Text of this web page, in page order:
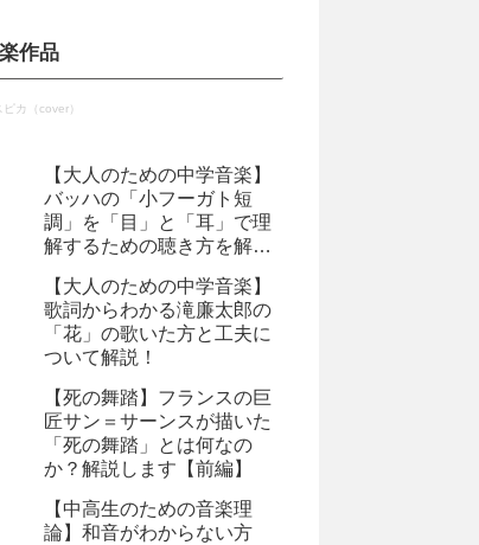
作品
ピカ（cover）
【大人のための中学音楽】
バッハの「小フーガト短
調」を「目」と「耳」で理
解するための聴き方を解説
【大人のための中学音楽】
歌詞からわかる滝廉太郎の
「花」の歌いた方と工夫に
ついて解説！
【死の舞踏】フランスの巨
匠サン＝サーンスが描いた
「死の舞踏」とは何なの
か？解説します【前編】
【中高生のための音楽理
論】和音がわからない方